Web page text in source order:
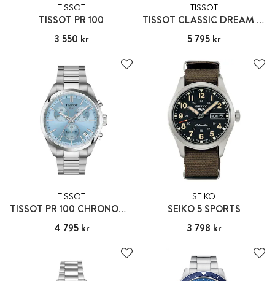
TISSOT
TISSOT PR 100
Pris :3 550 kr
3 550 kr
TISSOT
TISSOT CLASSIC DREAM POWERMATIC 80
Pris :5 795 kr
5 795 kr
TISSOT
TISSOT PR 100 CHRONOGRAPH
Pris: 4 795 kr
4 795 kr
SEIKO
SEIKO 5 SPORTS
Pris :3 798 kr
3 798 kr